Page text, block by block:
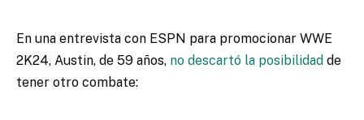
En una entrevista con ESPN para promocionar WWE
2K24, Austin, de 59 años, no descartó la posibilidad de
tener otro combate: